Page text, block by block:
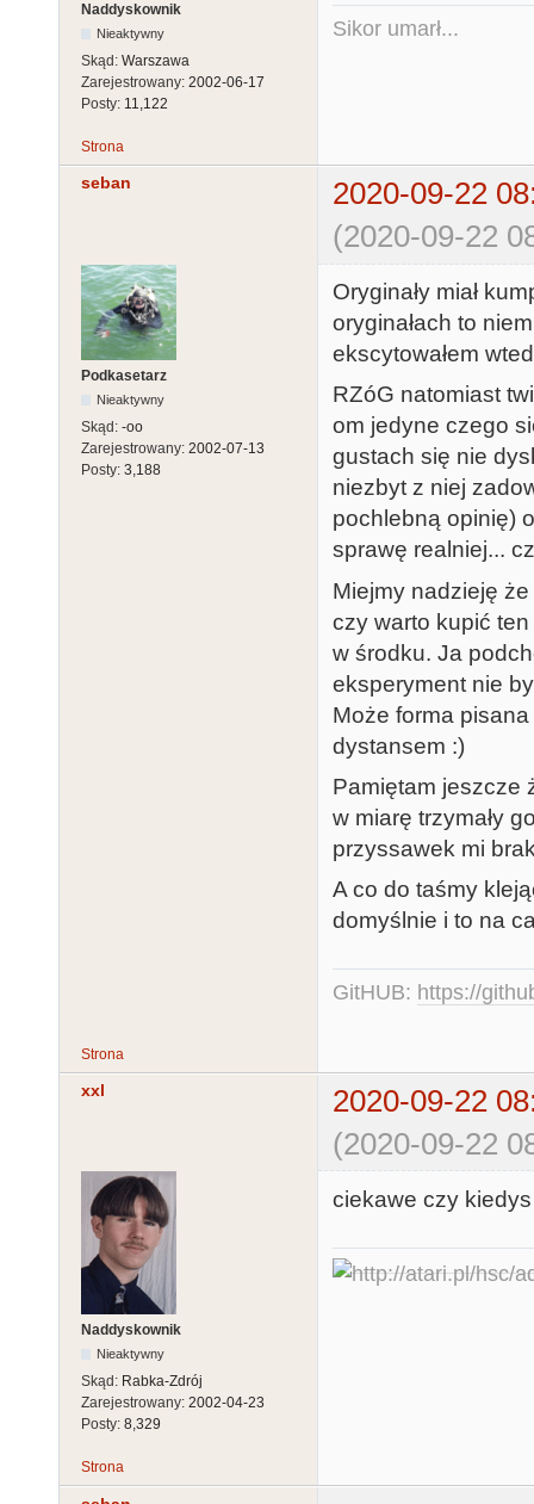
Naddyskownik
Nieaktywny
Skąd: Warszawa
Zarejestrowany: 2002-06-17
Posty: 11,122
Sikor umarł...
Strona
seban
2020-09-22
(2020-09-22
Podkasetarz
Nieaktywny
Skąd: -oo
Zarejestrowany: 2002-07-13
Posty: 3,188
Oryginały miał
oryginałach to
ekscytowałem
RZóG natomiast
om jedyne czego
gustach się nie
niezbyt z niej
pochlebną opinię)
sprawę realniej...
Miejmy nadzieję
czy warto kupić
w środku. Ja
eksperyment nie
Może forma
dystansem :)
Pamiętam jeszcze
w miarę trzymały
przyssawek mi
A co do taśmy
domyślnie i to na
GitHUB: https://
Strona
xxl
2020-09-22
(2020-09-22
Naddyskownik
Nieaktywny
Skąd: Rabka-Zdrój
Zarejestrowany: 2002-04-23
Posty: 8,329
ciekawe czy
Strona